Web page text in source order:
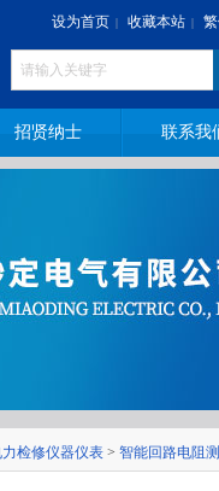
设为首页 | 收藏本站 |
招贤纳士 联系我
力检修仪器仪表 > 智能回路电阻